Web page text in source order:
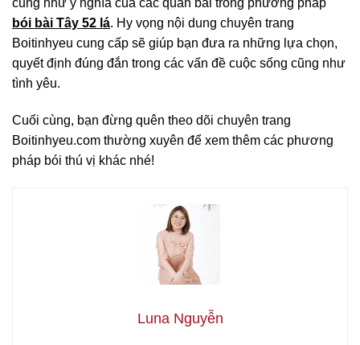
cũng như ý nghĩa của các quân bài trong phương pháp
bói bài Tây 52 lá. Hy vọng nội dung chuyên trang
Boitinhyeu cung cấp sẽ giúp bạn đưa ra những lựa chọn,
quyết định đúng đắn trong các vấn đề cuộc sống cũng như
tình yêu.
Cuối cùng, bạn đừng quên theo dõi chuyên trang
Boitinhyeu.com thường xuyên để xem thêm các phương
pháp bói thú vị khác nhé!
Luna Nguyễn